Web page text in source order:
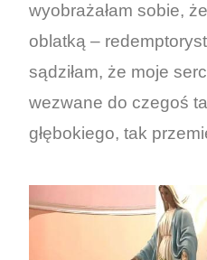
wyobrażałam sobie,
oblatką –
sądziłam, że moje
wezwane do czegoś
głębokiego, tak